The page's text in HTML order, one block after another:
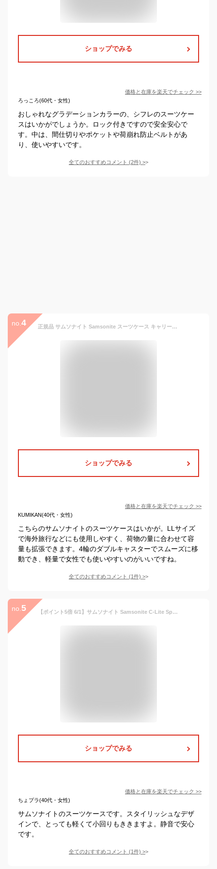
ショップでみる
価格と在庫を楽天でチェック >>
ろっころ(60代・女性)
おしゃれなグラデーションカラーの、シフレのスーツケー
スはいかがでしょうか。ロック付きですので安全安心で
す。中は、間仕切りやポケットや荷崩れ防止ベルトがあ
り、使いやすいです。
全てのおすすめコメント (2件) >
no. 4 正規品 サムソナイト Samsonite スーツケース キャリーバッグ ビーライト4 B-LITE4 スピナー78 エキスパンダブル 軽量 4輪ダブルキャスター 容量拡張 158cm以内 LLサイズ 120L 7泊以上 旅行 おすすめ シンプル おしゃれ
ショップでみる
価格と在庫を楽天でチェック >>
KUMIKAN(40代・女性)
こちらのサムソナイトのスーツケースはいかが。LLサイズ
で海外旅行などにも使用しやすく、荷物の量に合わせて容
量も拡張できます。4輪のダブルキャスターでスムーズに移
動でき、軽量で女性でも使いやすいのがいいですね。
全てのおすすめコメント (1件) >
no. 5 【ポイント5倍 6/1】サムソナイト Samsonite C-Lite Spinner 69 シーライト スピナー 69cm 68L スーツケース 軽量 キャリーケース 4輪
ショップでみる
価格と在庫を楽天でチェック >>
ちょプラ(40代・女性)
サムソナイトのスーツケースです。スタイリッシュなデザ
インで、とっても軽くて小回りもききますよ。静音で安心
です。
全てのおすすめコメント (1件) >